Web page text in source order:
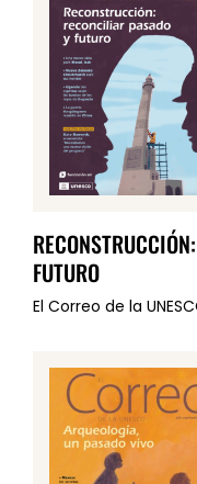
FUTURO
El Correo de la